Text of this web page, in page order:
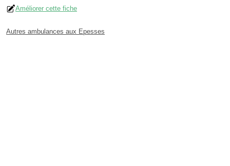
Améliorer cette fiche
Autres ambulances aux Epesses